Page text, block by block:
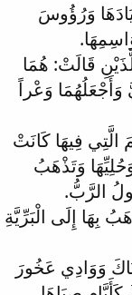
وَرُؤُوسَ
قَالَتْ: هُمَا
وَأَجْعَلُهُمَا وَعْراً
الَّتِي فِيهَا كَانَتْ
وَتَذْهَبُ
الرَّبُّ.
بِهَا إِلَى الْبَرِّيَّةِ
وَوَادِي عَخُورَ